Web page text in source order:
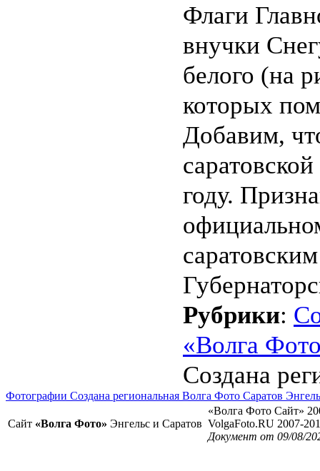
Флаги
внучки
белого (на
которых
Добавим,
году.
Рубрики:
«Волга
Создана
Фотографии Создана региональная Волга Фото Саратов
Сайт «Волга Фото» Энгельс и Саратов
«Волга Фото Сайт»
VolgaFoto.RU 2007-
Документ от 09/08/